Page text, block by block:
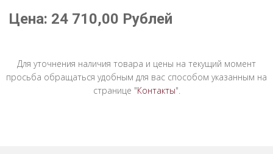
Цена: 24 710,00 Рублей
Для уточнения наличия товара и цены на текущий момент
просьба обращаться удобным для вас способом указанным на
странице "Контакты".